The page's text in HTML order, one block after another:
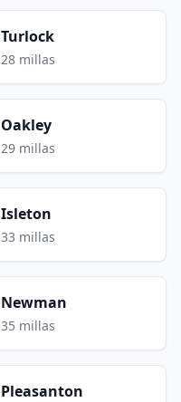
Turlock
28 millas
Oakley
29 millas
Isleton
33 millas
Newman
35 millas
Pleasanton